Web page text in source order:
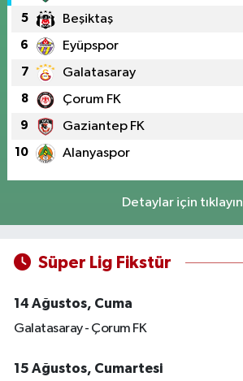
5 Beşiktaş
6 Eyüpspor
7 Galatasaray
8 Çorum FK
9 Gaziantep FK
10 Alanyaspor
Detaylar için tıklayın
Süper Lig Fikstür
14 Ağustos, Cuma
Galatasaray - Çorum FK
15 Ağustos, Cumartesi